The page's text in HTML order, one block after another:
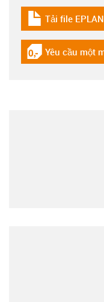
igus-icon-
Tải file EPLAN
igus-icon-
Yêu cầu một